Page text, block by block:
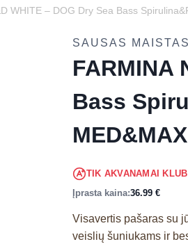
WHITE – DOG Dry Sea Bass
SAUSAS
FARMINA
Bass
TIK AKVANAMAI
Įprasta kaina:36.99 €
Visavertis pašaras su
veislių šuniukams ir